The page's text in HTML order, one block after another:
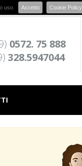
uso. Accetto Cookie Policy
0572. 75 888
328.5947044